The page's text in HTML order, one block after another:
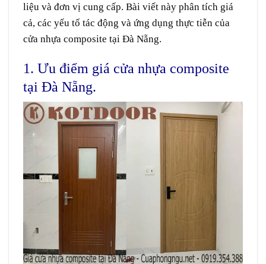
liệu và đơn vị cung cấp. Bài viết này phân tích giá
cả, các yếu tố tác động và ứng dụng thực tiễn của
cửa nhựa composite tại Đà Nẵng.
1. Ưu điểm giá cửa nhựa composite
tại Đà Nẵng.